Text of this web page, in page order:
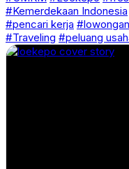
#Kemerdekaan Indonesia
#pencari kerja
#Traveling #peluang